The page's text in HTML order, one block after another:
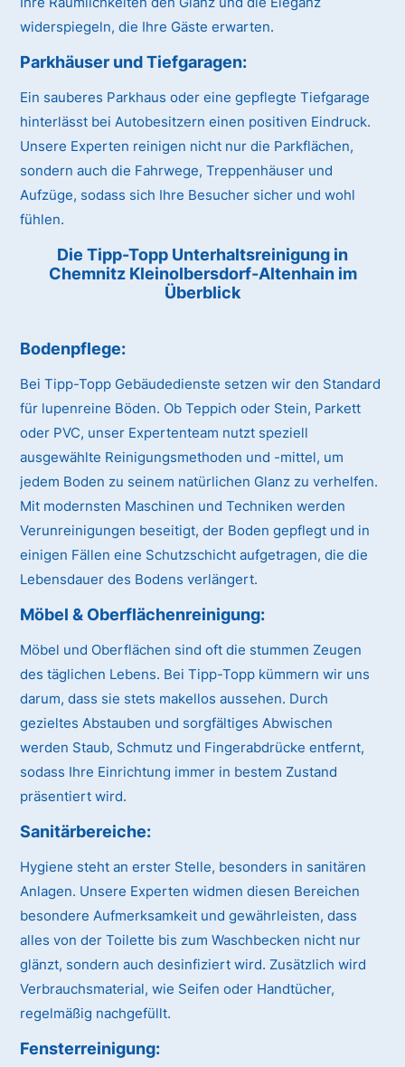
widerspiegeln, die Ihre Gäste erwarten.
Parkhäuser und Tiefgaragen:
Ein sauberes Parkhaus oder eine gepflegte Tiefgarage
hinterlässt bei Autobesitzern einen positiven Eindruck.
Unsere Experten reinigen nicht nur die Parkflächen,
sondern auch die Fahrwege, Treppenhäuser und
Aufzüge, sodass sich Ihre Besucher sicher und wohl
fühlen.
Die Tipp-Topp Unterhaltsreinigung in
Chemnitz Kleinolbersdorf-Altenhain im
Überblick
Bodenpflege:
Bei Tipp-Topp Gebäudedienste setzen wir den Standard
für lupenreine Böden. Ob Teppich oder Stein, Parkett
oder PVC, unser Expertenteam nutzt speziell
ausgewählte Reinigungsmethoden und -mittel, um
jedem Boden zu seinem natürlichen Glanz zu verhelfen.
Mit modernsten Maschinen und Techniken werden
Verunreinigungen beseitigt, der Boden gepflegt und in
einigen Fällen eine Schutzschicht aufgetragen, die die
Lebensdauer des Bodens verlängert.
Möbel & Oberflächenreinigung:
Möbel und Oberflächen sind oft die stummen Zeugen
des täglichen Lebens. Bei Tipp-Topp kümmern wir uns
darum, dass sie stets makellos aussehen. Durch
gezieltes Abstauben und sorgfältiges Abwischen
werden Staub, Schmutz und Fingerabdrücke entfernt,
sodass Ihre Einrichtung immer in bestem Zustand
präsentiert wird.
Sanitärbereiche:
Hygiene steht an erster Stelle, besonders in sanitären
Anlagen. Unsere Experten widmen diesen Bereichen
besondere Aufmerksamkeit und gewährleisten, dass
alles von der Toilette bis zum Waschbecken nicht nur
glänzt, sondern auch desinfiziert wird. Zusätzlich wird
Verbrauchsmaterial, wie Seifen oder Handtücher,
regelmäßig nachgefüllt.
Fensterreinigung: